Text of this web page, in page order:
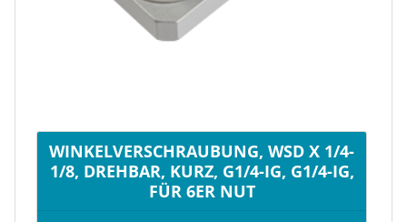
WINKELVERSCHRAUBUNG, WSD X 1/4-
1/8, DREHBAR, KURZ, G1/4-IG, G1/4-IG,
FÜR 6ER NUT